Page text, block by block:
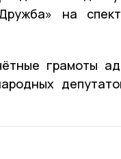
на
грамоты